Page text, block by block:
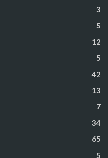
3
5
12
5
42
13
7
34
65
5